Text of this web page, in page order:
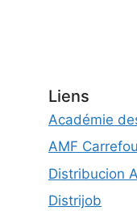
Liens
Académie
AMF
Distribucion
Distrijob